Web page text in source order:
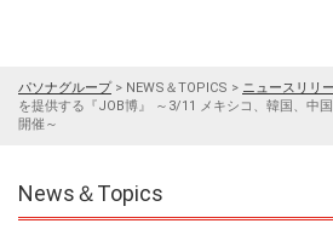
パソナグループ> NEWS＆TOPICS > ニュースリリ
を提供する『JOB博』 ～3/11 メキシコ、韓国、中
開催～
News＆Topics